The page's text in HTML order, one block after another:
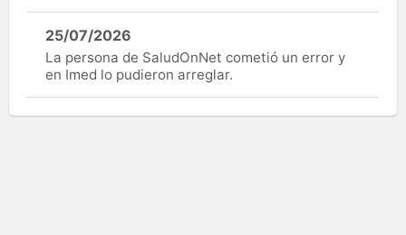
25/07/2026
La persona de SaludOnNet cometió un error y
en Imed lo pudieron arreglar.